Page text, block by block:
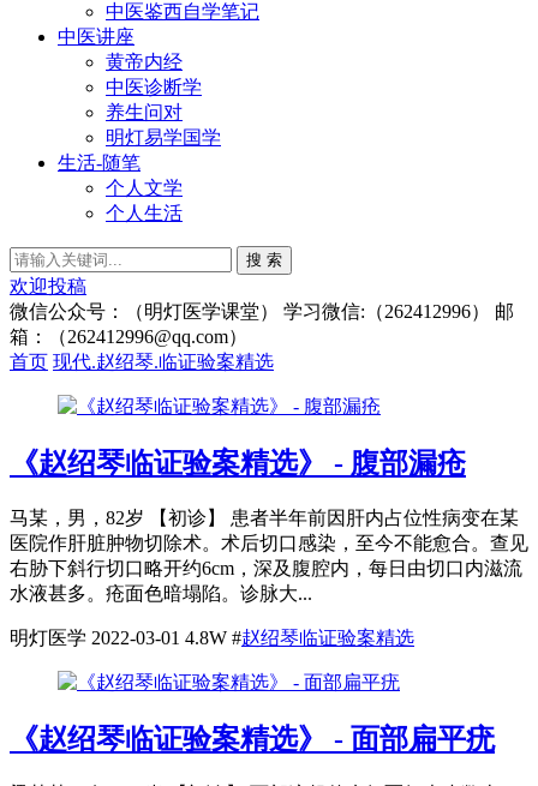
中医鉴西自学笔记
中医讲座
黄帝内经
中医诊断学
养生问对
明灯易学国学
生活-随笔
个人文学
个人生活
搜 索
欢迎投稿
微信公众号：（明灯医学课堂） 学习微信:（262412996） 邮
箱：（262412996@qq.com）
首页 现代.赵绍琴.临证验案精选
《赵绍琴临证验案精选》 - 腹部漏疮
马某，男，82岁 【初诊】 患者半年前因肝内占位性病变在某
医院作肝脏肿物切除术。术后切口感染，至今不能愈合。查见
右胁下斜行切口略开约6cm，深及腹腔内，每日由切口内滋流
水液甚多。疮面色暗塌陷。诊脉大...
明灯医学 2022-03-01 4.8W #赵绍琴临证验案精选
《赵绍琴临证验案精选》 - 面部扁平疣